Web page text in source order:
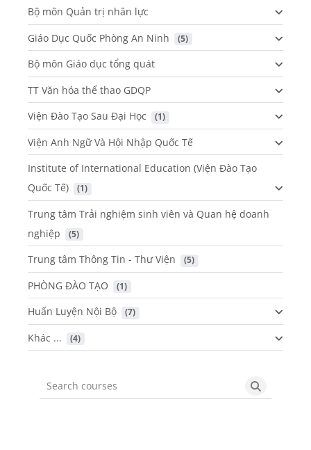
Bộ môn Quản trị nhân lực
Giáo Dục Quốc Phòng An Ninh
(5)
Bộ môn Giáo dục tổng quát
TT Văn hóa thể thao GDQP
Viện Đào Tạo Sau Đại Học
(1)
Viện Anh Ngữ Và Hội Nhập Quốc Tế
Institute of International Education (Viện Đào Tạo
Quốc Tế)
(1)
Trung tâm Trải nghiệm sinh viên và Quan hệ doanh
nghiệp
(5)
Trung tâm Thông Tin - Thư Viện (5)
PHÒNG ĐÀO TẠO (1)
Huấn Luyện Nội Bộ (7)
Khác ... (4)
Search courses Search